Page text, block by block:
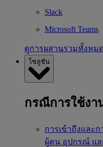
Slack
Microsoft Teams
ดูการผสานรวมทั้งหมด
โซลูชัน
กรณีการใช้งา
การเข้าถึงและ
ผู้คน อุปกรณ์ แล